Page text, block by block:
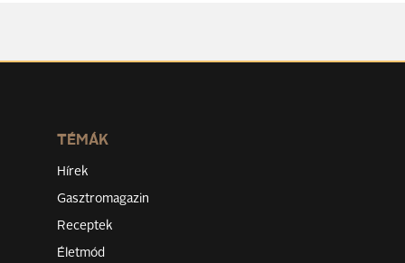
TÉMÁK
Hírek
Gasztromagazin
Receptek
Életmód